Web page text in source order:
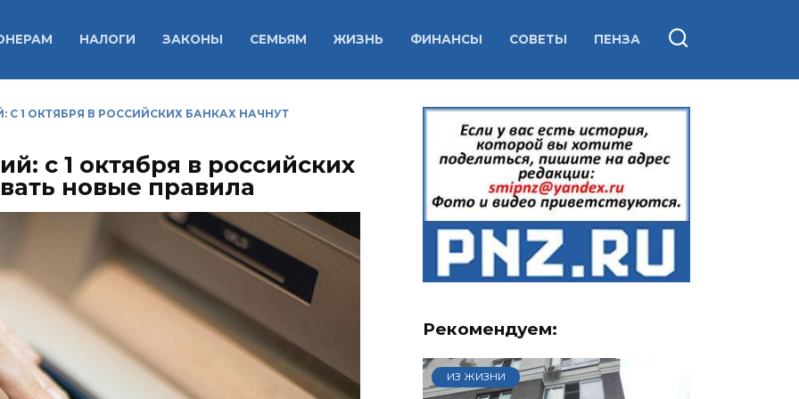
НАЛОГИ ЗАКОНЫ СЕМЬЯМ ЖИЗНЬ ФИНАНСЫ СОВЕТЫ ПЕНЗА
1 ОКТЯБРЯ В РОССИЙСКИХ БАНКАХ НАЧНУТ
с 1 октября в российских
новые правила
Рекомендуем:
ИЗ ЖИЗНИ